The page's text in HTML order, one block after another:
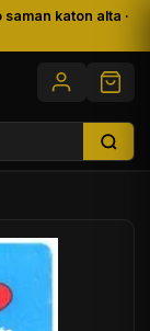
katon alta ·